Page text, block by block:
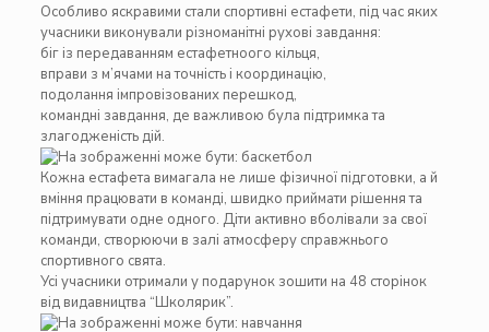
Особливо яскравими стали спортивні естафети, під час яких
учасники виконували різноманітні рухові завдання:
біг із передаванням естафетноого кільця,
вправи з м’ячами на точність і координацію,
подолання імпровізованих перешкод,
командні завдання, де важливою була підтримка та
злагодженість дій.
Кожна естафета вимагала не лише фізичної підготовки, а й
вміння працювати в команді, швидко приймати рішення та
підтримувати одне одного. Діти активно вболівали за свої
команди, створюючи в залі атмосферу справжнього
спортивного свята.
Усі учасники отримали у подарунок зошити на 48 сторінок
від видавництва “Школярик”.